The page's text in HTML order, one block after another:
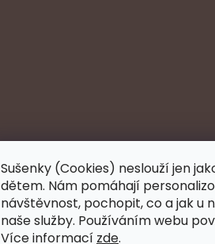
Sušenky (Cookies) neslouží jen
dětem. Nám pomáhají
návštěvnost, pochopit, co a jak u
naše služby. Používáním webu
Více informací zde.